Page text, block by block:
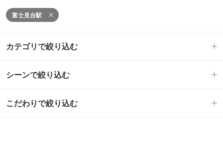
富士見台駅
カテゴリで絞り込む
シーンで絞り込む
こだわりで絞り込む